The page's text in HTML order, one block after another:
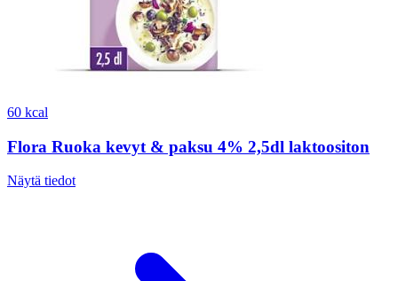
60 kcal
Flora Ruoka kevyt & paksu 4% 2,5dl laktoositon
Näytä tiedot